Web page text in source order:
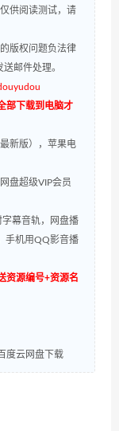
供阅读测试，请
版权问题负法律
邮件处理。
部下载到电脑才
新版），苹果电
盘超级VIP会员
幕音轨，网盘播
手机用QQ影音播
资源编号+资源名
度云网盘下载